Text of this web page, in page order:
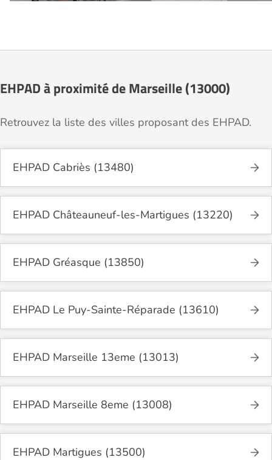
EHPAD à proximité de Marseille (13000)
Retrouvez la liste des villes proposant des EHPAD.
EHPAD Cabriès (13480)
EHPAD Châteauneuf-les-Martigues (13220)
EHPAD Gréasque (13850)
EHPAD Le Puy-Sainte-Réparade (13610)
EHPAD Marseille 13eme (13013)
EHPAD Marseille 8eme (13008)
EHPAD Martigues (13500)